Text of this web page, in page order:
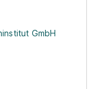
GmbH